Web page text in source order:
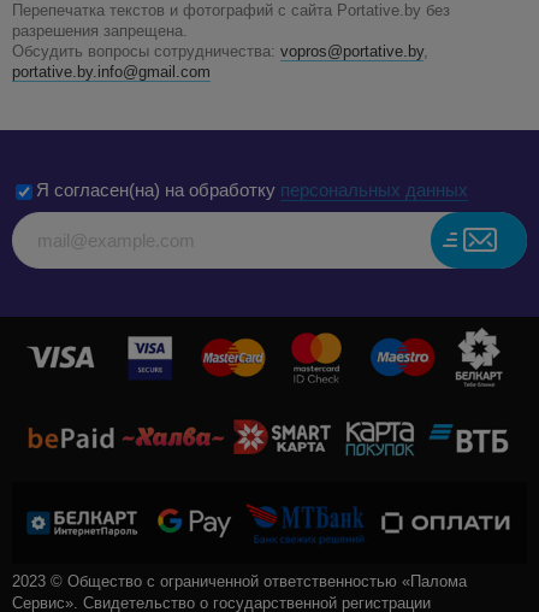
Перепечатка текстов и фотографий с сайта Portative.by без
разрешения запрещена.
Обсудить вопросы сотрудничества: vopros@portative.by,
portative.by.info@gmail.com
Я согласен(на) на обработку персональных данных
2023 © Общество с ограниченной ответственностью «Палома
Сервис». Свидетельство о государственной регистрации